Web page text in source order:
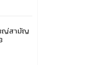
ญ่สามัญ